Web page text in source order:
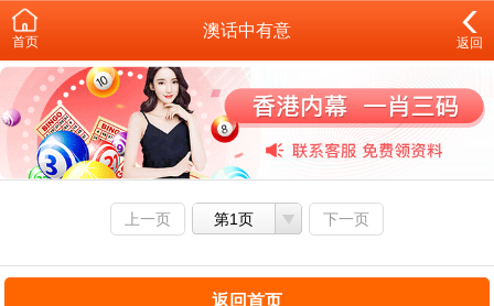
首页
澳话中有意
返回
上一页 第1页 下一页
返回首页